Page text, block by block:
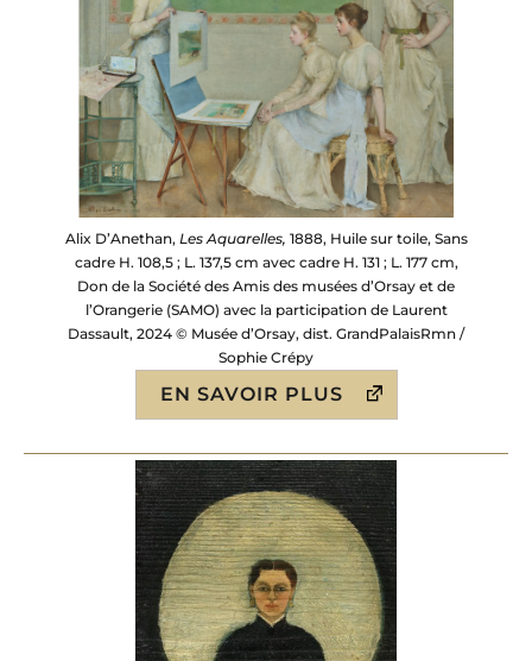
Alix D’Anethan, Les Aquarelles, 1888, Huile sur toile, Sans
cadre H. 108,5 ; L. 137,5 cm avec cadre H. 131 ; L. 177 cm,
Don de la Société des Amis des musées d’Orsay et de
l’Orangerie (SAMO) avec la participation de Laurent
Dassault, 2024 © Musée d’Orsay, dist. GrandPalaisRmn /
Sophie Crépy
EN SAVOIR PLUS